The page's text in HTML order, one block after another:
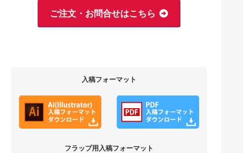
ご注文・お問合せはこちら
入稿フォーマット
フラップ用入稿フォーマット